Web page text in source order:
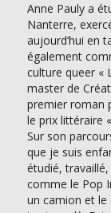
Anne Pauly a
Nanterre,
aujourd’hui en
également
culture queer «
master de
premier roman
le prix littéraire
Sur son
que je suis
étudié,
comme le Pop
un camion et le